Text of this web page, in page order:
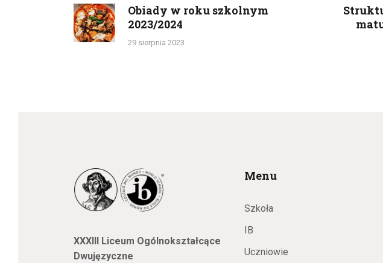
wpisu
Previous
post:
Obiady w roku szkolnym
2023/2024
29 sierpnia 2023
XXXIII Liceum Ogólnokształcące
Dwujęzyczne
Menu
Szkoła
IB
Uczniowie